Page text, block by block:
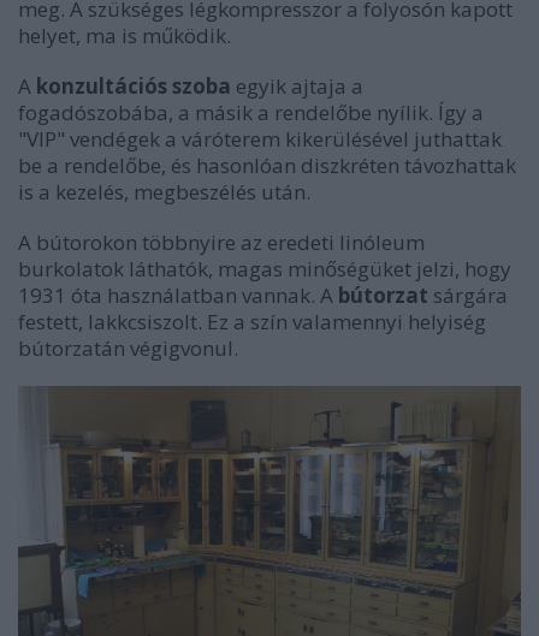
meg. A szükséges légkompresszor a folyosón kapott
helyet, ma is működik.
A konzultációs szoba egyik ajtaja a
fogadószobába, a másik a rendelőbe nyílik. Így a
"VIP" vendégek a váróterem kikerülésével juthattak
be a rendelőbe, és hasonlóan diszkréten távozhattak
is a kezelés, megbeszélés után.
A bútorokon többnyire az eredeti linóleum
burkolatok láthatók, magas minőségüket jelzi, hogy
1931 óta használatban vannak. A bútorzat sárgára
festett, lakkcsiszolt. Ez a szín valamennyi helyiség
bútorzatán végigvonul.